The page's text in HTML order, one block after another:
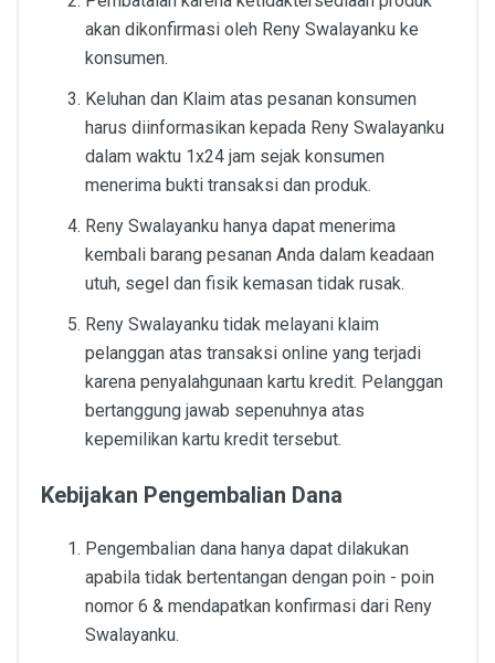
akan dikonfirmasi oleh Reny Swalayanku ke
konsumen.
Keluhan dan Klaim atas pesanan konsumen
harus diinformasikan kepada Reny Swalayanku
dalam waktu 1x24 jam sejak konsumen
menerima bukti transaksi dan produk.
Reny Swalayanku hanya dapat menerima
kembali barang pesanan Anda dalam keadaan
utuh, segel dan fisik kemasan tidak rusak.
Reny Swalayanku tidak melayani klaim
pelanggan atas transaksi online yang terjadi
karena penyalahgunaan kartu kredit. Pelanggan
bertanggung jawab sepenuhnya atas
kepemilikan kartu kredit tersebut.
Kebijakan Pengembalian Dana
Pengembalian dana hanya dapat dilakukan
apabila tidak bertentangan dengan poin - poin
nomor 6 & mendapatkan konfirmasi dari Reny
Swalayanku.